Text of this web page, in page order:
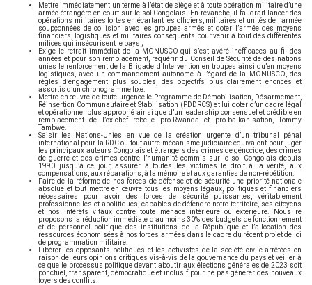
Mettre immédiatement un terme à l’état de siège et à toute opération militaire d’une
armée étrangère en court sur le sol Congolais. En revanche, il faudrait lancer des
opérations militaires fortes en écartant les officiers, militaires et unités de l’armée
soupçonnées de collision avec les groupes armés et doter l’armée des moyens
financiers, logistiques et militaires conséquents pour venir à bout des différentes
milices qui insécurisent le pays ;
Exige le retrait immédiat de la MONUSCO qui s’est avéré inefficaces au fil des
années et pour son remplacement, requérir du Conseil de Sécurité de des nations
unies le renforcement de la Brigade d’Intervention en troupes ainsi qu’en moyens
logistiques, avec un commandement autonome à l’égard de la MONUSCO, des
règles d’engagement plus souples, des objectifs plus clairement énoncés et
assortis d’un chronogramme fixe.
Mettre en œuvre de toute urgence le Programme de Démobilisation, Désarmement,
Réinsertion Communautaire et Stabilisation (PDDRCS) et lui doter d’un cadre légal
et opérationnel plus approprié ainsi que d’un leadership consensuel et crédible en
remplacement de l’ex-chef rebelle pro-Rwanda et pro-balkanisation, Tommy
Tambwe.
Saisir les Nations-Unies en vue de la création urgente d’un tribunal pénal
international pour la RDC ou tout autre mécanisme judiciaire équivalent pour juger
les principaux auteurs Congolais et étrangers des crimes de génocide, des crimes
de guerre et des crimes contre l’humanité commis sur le sol Congolais depuis
1990 jusqu’à ce jour, assurer à toutes les victimes le droit à la vérité, aux
compensations, aux réparations, à la mémoire et aux garanties de non-répétition.
Faire de la réforme de nos forces de défense et de sécurité une priorité nationale
absolue et tout mettre en œuvre tous les moyens légaux, politiques et financiers
nécessaires pour avoir des forces de sécurité puissantes, véritablement
professionnelles et apolitiques, capables de défendre notre territoire, ses citoyens
et nos intérêts vitaux contre toute menace intérieure ou extérieure. Nous re
proposons la réduction immédiate d’au moins 30% des budgets de fonctionnement
et de personnel politique des institutions de la République et l’allocation des
ressources économisées à nos forces armées dans le cadre du récent projet de loi
de programmation militaire.
Libérer les opposants politiques et les activistes de la société civile arrêtées en
raison de leurs opinions critiques vis-à-vis de la gouvernance du pays et veiller à
ce que le processus politique devant aboutir aux élections générales de 2023 soit
ponctuel, transparent, démocratique et inclusif pour ne pas générer des nouveaux
foyers des conflits.